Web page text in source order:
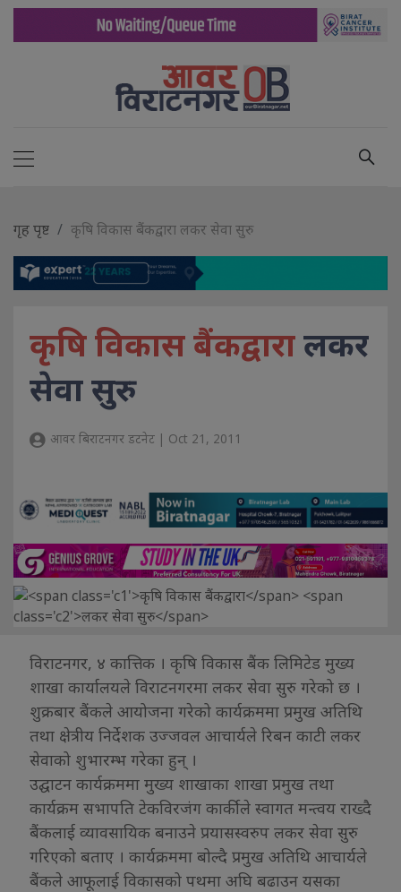
गृह पृष्ट कृषि विकास बैंकद्वारा लकर सेवा सुरु
कृषि विकास बैंकद्वारालकर
सेवा सुरु
आवर बिराटनगर डटनेट | Oct 21, 2011
विराटनगर, ४ कात्तिक । कृषि विकास बैंक लिमिटेड मुख्य
शाखा कार्यालयले विराटनगरमा लकर सेवा सुरु गरेको छ ।
शुक्रबार बैंकले आयोजना गरेको कार्यक्रममा प्रमुख अतिथि
तथा क्षेत्रीय निर्देशक उज्जवल आचार्यले रिबन काटी लकर
सेवाको शुभारम्भ गरेका हुन् ।
उद्घाटन कार्यक्रममा मुख्य शाखाका शाखा प्रमुख तथा
कार्यक्रम सभापति टेकविरजंग कार्कीले स्वागत मन्त्वय राख्दै
बैंकलाई व्यावसायिक बनाउने प्रयासस्वरुप लकर सेवा सुरु
गरिएको बताए । कार्यक्रममा बोल्दै प्रमुख अतिथि आचार्यले
बैंकले आफूलाई विकासको पथमा अघि बढाउन यसका